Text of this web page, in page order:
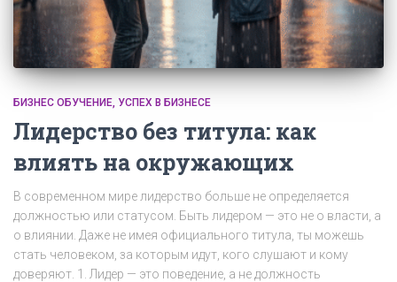
БИЗНЕС ОБУЧЕНИЕ УСПЕХ В БИЗНЕСЕ
Лидерство без титула: как
влиять на окружающих
В современном мире лидерство больше не определяется
должностью или статусом. Быть лидером — это не о власти, а
о влиянии. Даже не имея официального титула, ты можешь
стать человеком, за которым идут, кого слушают и кому
доверяют. 1. Лидер — это поведение, а не должность